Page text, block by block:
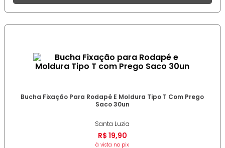
Bucha Fixação Para Rodapé E Moldura Tipo T Com Prego
Saco 30un
Santa Luzia
R$ 19,90
à vista no pix